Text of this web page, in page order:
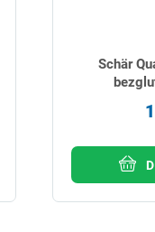
Schär